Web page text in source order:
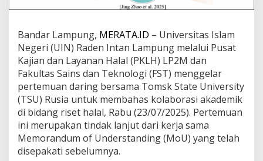
d
T
o
m
s
S
t
a
t
e
U
n
Bandar Lampung, MERATA.ID – Universitas Islam
Negeri (UIN) Raden Intan Lampung melalui Pusat
Kajian dan Layanan Halal (PKLH) LP2M dan
Fakultas Sains dan Teknologi (FST) menggelar
pertemuan daring bersama Tomsk State University
(TSU) Rusia untuk membahas kolaborasi akademik
di bidang riset halal, Rabu (23/07/2025). Pertemuan
ini merupakan tindak lanjut dari kerja sama
Memorandum of Understanding (MoU) yang telah
disepakati sebelumnya.